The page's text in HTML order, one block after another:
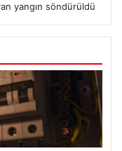
yangın söndürüldü